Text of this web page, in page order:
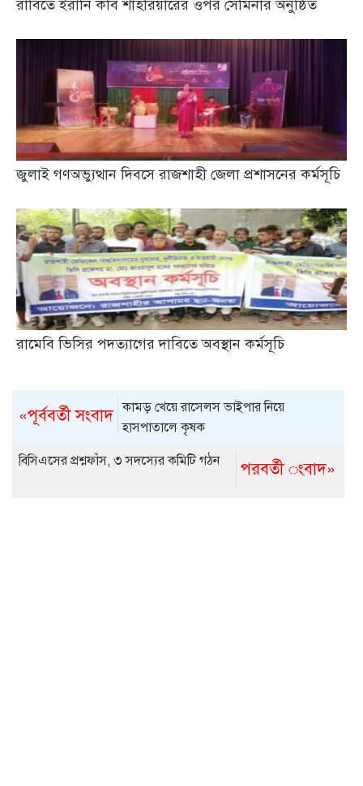
রাবিতে ইরানি কবি শাহরিয়ারের ওপর সেমিনার অনুষ্ঠিত
জুলাই গণঅভ্যুত্থান দিবসে রাজশাহী জেলা প্রশাসনের কর্মসূচি
রামেবি ভিসির পদত্যাগের দাবিতে অবস্থান কর্মসূচি
«পূর্ববর্তী সংবাদ কামড় খেয়ে রাসেলস ভাইপার নিয়ে
হাসপাতালে কৃষক
পরবর্তী ংবাদ»
বিসিএসের প্রশ্নফাঁস, ৩ সদস্যের কমিটি গঠন